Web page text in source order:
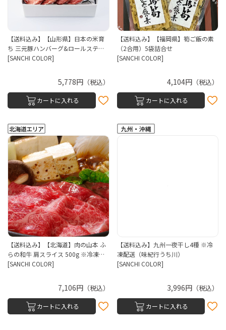
【送料込み】【山形県】日本の米育
ち 三元豚ハンバーグ&ロールステ…
[SANCHI COLOR]
5,778円（税込）
カートに入れる
【送料込み】【福岡県】筍ご飯の素
（2合用）5袋詰合せ
[SANCHI COLOR]
4,104円 （税込）
カートに入れる
【送料込み】【北海道】肉の山本 ふ
らの和牛 肩スライス 500g ※冷凍…
[SANCHI COLOR]
7,106円（税込）
カートに入れる
【送料込み】九州一夜干し4種 ※冷
凍配送（味紀行うち川）
[SANCHI COLOR]
3,996円 （税込）
カートに入れる